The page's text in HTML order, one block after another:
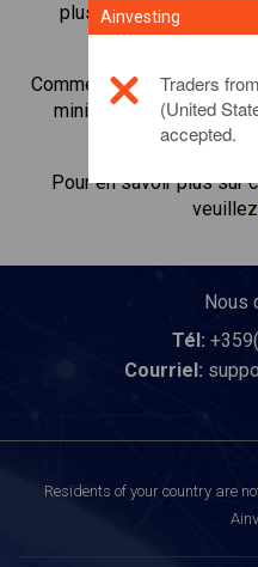
plus populaires
plateforme de
Commencer à négocier
minimum, une
Pour en savoir plus sur
veuillez
Nous
Tél:
Courriel:
Residents of your country are
Ainvesting
Traders
(United
accepted.